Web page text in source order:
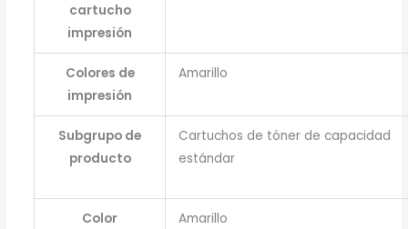
cartucho
impresión
Colores de
impresión
Amarillo
Subgrupo de
producto
Cartuchos de tóner de capacidad
estándar
Color Amarillo